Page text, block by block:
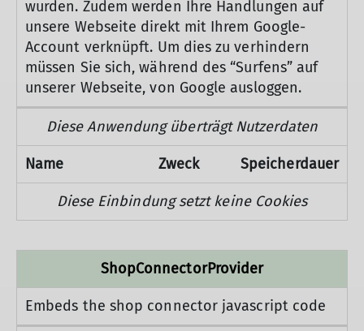
wurden. Zudem werden Ihre Handlungen auf
unsere Webseite direkt mit Ihrem Google-
Account verknüpft. Um dies zu verhindern
müssen Sie sich, während des “Surfens” auf
unserer Webseite, von Google ausloggen.
Diese Anwendung überträgt Nutzerdaten
Name Zweck Speicherdauer
Diese Einbindung setzt keine Cookies
ShopConnectorProvider
Embeds the shop connector javascript code